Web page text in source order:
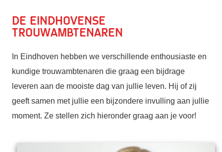
De Eindhovense
trouwambtenaren
In Eindhoven hebben we verschillende enthousiaste en
kundige trouwambtenaren die graag een bijdrage
leveren aan de mooiste dag van jullie leven. Hij of zij
geeft samen met jullie een bijzondere invulling aan jullie
moment. Ze stellen zich hieronder graag aan je voor!